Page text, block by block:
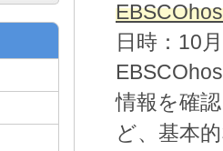
日時：10
情報を確
ど、 基本